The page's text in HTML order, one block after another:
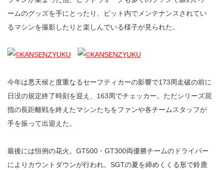
ームのグッズを手にとったり、ピット内でメンテナンスされてい
るマシンを撮影したりと楽しんでいる様子が見られた。
今年は悪天候と度重なるセーフティカーの影響で173周走破の前に
日没の規定終了時刻を迎え、163周でチェッカー。ただシリーズ屈
指の長距離戦を終えたマシンたちをファンや各チームスタッフが
手を振って出迎えた。
最後には恒例の花火。GT500・GT300両優勝チームのドライバー
によりカウントダウンが行われ。SGTの夏を締めくくる形で鈴鹿